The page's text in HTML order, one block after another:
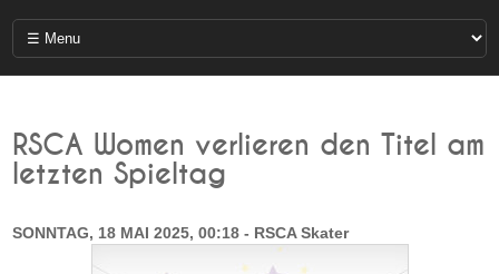
RSCA Women verlieren den Titel am
letzten Spieltag
SONNTAG, 18 MAI 2025, 00:18 - RSCA Skater